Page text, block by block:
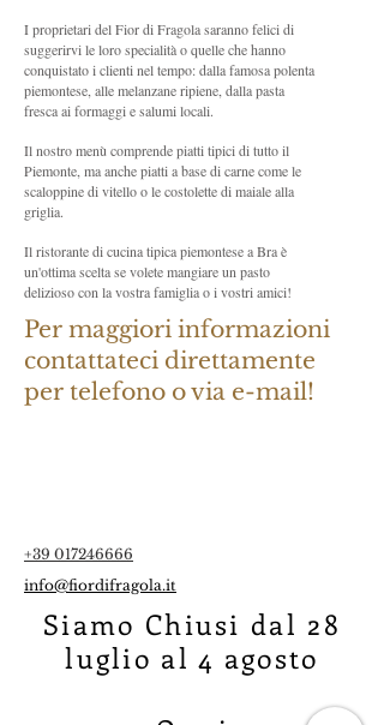
I proprietari del Fior di Fragola saranno felici di
suggerirvi le loro specialità o quelle che hanno
conquistato i clienti nel tempo: dalla famosa polenta
piemontese, alle melanzane ripiene, dalla pasta
fresca ai formaggi e salumi locali.
Il nostro menù comprende piatti tipici di tutto il
Piemonte, ma anche piatti a base di carne come le
scaloppine di vitello o le costolette di maiale alla
griglia.
Il ristorante di cucina tipica piemontese a Bra è
un'ottima scelta se volete mangiare un pasto
delizioso con la vostra famiglia o i vostri amici!
Per maggiori informazioni
contattateci direttamente
per telefono o via e-mail!
+39 017246666
info@fiordifragola.it
Siamo Chiusi dal 28
luglio al 4 agosto